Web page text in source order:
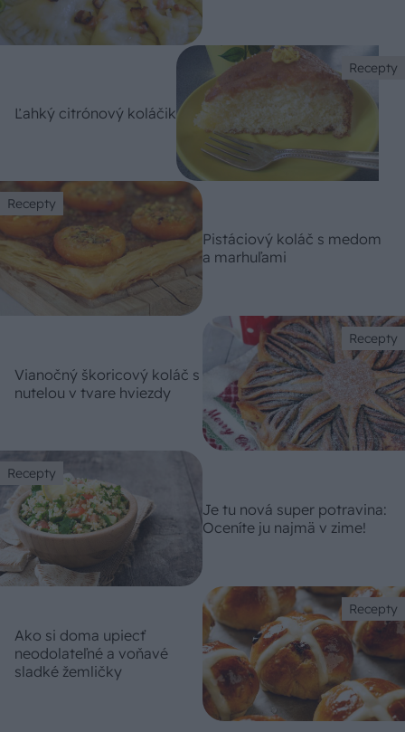
Recepty
Ľahký citrónový koláčik
Recepty
Pistáciový koláč s medom
a marhuľami
Recepty
Vianočný škoricový koláč s
nutelou v tvare hviezdy
Recepty
Je tu nová super potravina:
Oceníte ju najmä v zime!
Recepty
Ako si doma upiecť
neodolateľné a voňavé
sladké žemličky